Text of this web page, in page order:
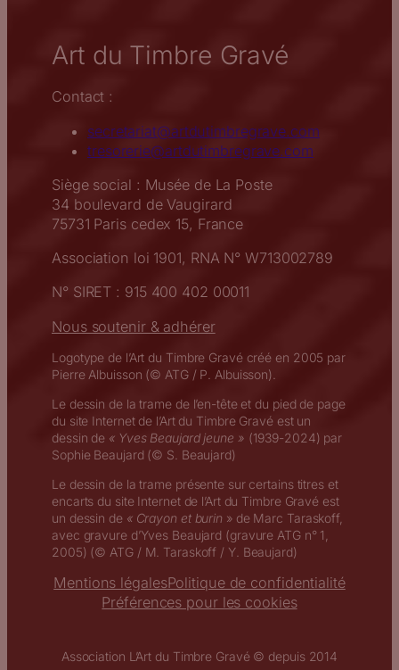
Art du Timbre Gravé
Contact :
secretariat@artdutimbregrave.com
tresorerie@artdutimbregrave.com
Siège social : Musée de La Poste
34 boulevard de Vaugirard
75731 Paris cedex 15, France
Association loi 1901, RNA N° W713002789
N° SIRET : 915 400 402 00011
Nous soutenir & adhérer
Logotype de l’Art du Timbre Gravé créé en 2005 par
Pierre Albuisson (© ATG / P. Albuisson).
Le dessin de la trame de l’en-tête et du pied de page
du site Internet de l’Art du Timbre Gravé est un
dessin de « Yves Beaujard jeune » (1939-2024) par
Sophie Beaujard (© S. Beaujard)
Le dessin de la trame présente sur certains titres et
encarts du site Internet de l’Art du Timbre Gravé est
un dessin de « Crayon et burin » de Marc Taraskoff,
avec gravure d’Yves Beaujard (gravure ATG n° 1,
2005) (© ATG / M. Taraskoff / Y. Beaujard)
Mentions légalesPolitique de confidentialité
Préférences pour les cookies
Association L’Art du Timbre Gravé © depuis 2014